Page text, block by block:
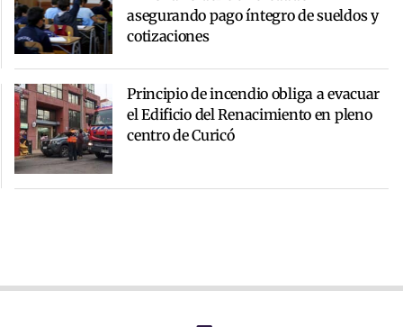
asegurando pago íntegro de sueldos y
cotizaciones
Principio de incendio obliga a evacuar
el Edificio del Renacimiento en pleno
centro de Curicó